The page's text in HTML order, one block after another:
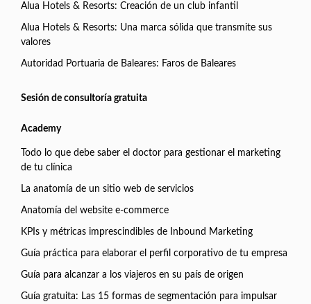
Alua Hotels & Resorts: Creación de un club infantil
Alua Hotels & Resorts: Una marca sólida que transmite sus
valores
Autoridad Portuaria de Baleares: Faros de Baleares
Sesión de consultoría gratuita
Academy
Todo lo que debe saber el doctor para gestionar el marketing
de tu clínica
La anatomía de un sitio web de servicios
Anatomía del website e-commerce
KPIs y métricas imprescindibles de Inbound Marketing
Guía práctica para elaborar el perfil corporativo de tu empresa
Guía para alcanzar a los viajeros en su país de origen
Guía gratuita: Las 15 formas de segmentación para impulsar